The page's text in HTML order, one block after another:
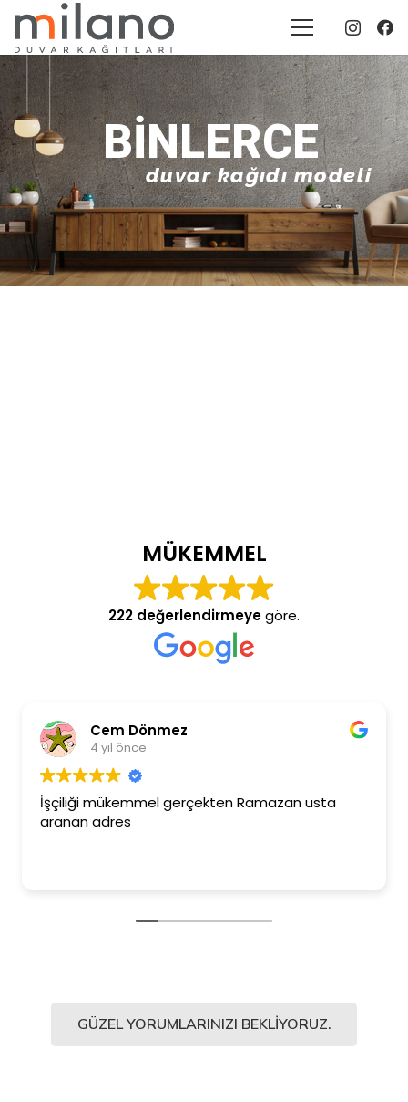
BINLERCE
duvar kağıdı modeli
MÜKEMMEL
222 değerlendirmeyegöre.
Cem Dönmez
4 yıl önce
İşçiliği mükemmel gerçekten Ramazan usta
aranan adres
GÜZEL YORUMLARINIZI BEKLIYORUZ.